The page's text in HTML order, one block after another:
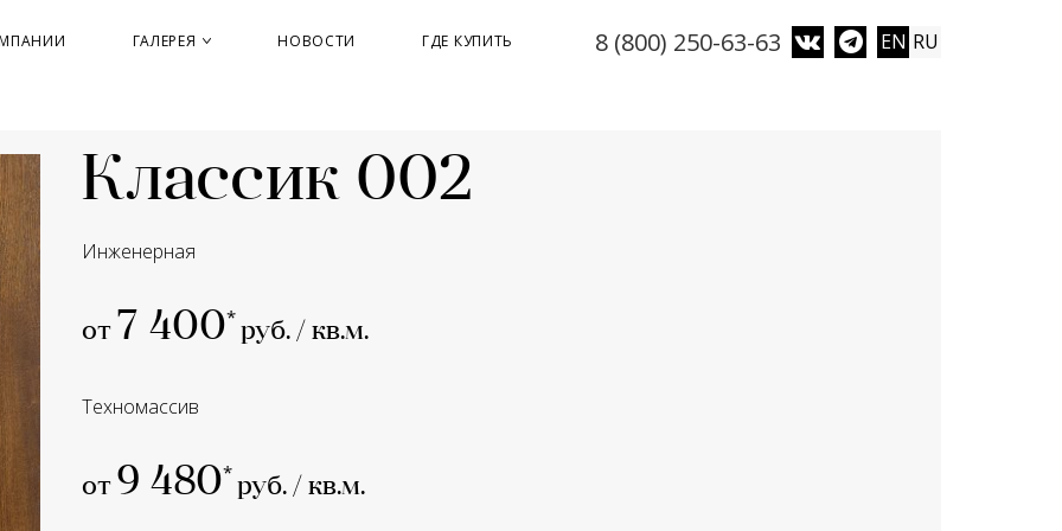
8 (800) 250-63-63 EN RU
ГАЛЕРЕЯ НОВОСТИ ГДЕ КУПИТЬ
Классик 002
Инженерная
от 7 400 руб. / кв.м.
Техномассив
от 9 480 руб. / кв.м.